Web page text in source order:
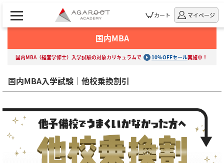
カート マイページ
国内MBA
国内MBA（経営学修士）入学試験の対象カリキュラムで 10%OFFセール実施中！
国内MBA入学試験｜他校乗換割引